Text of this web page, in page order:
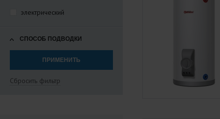
электрический
СПОСОБ ПОДВОДКИ
Сбросить фильтр